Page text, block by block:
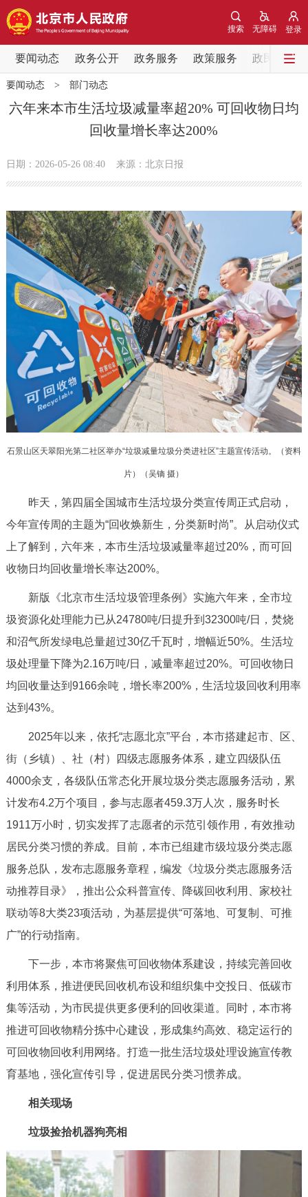
登录
无障碍
搜索
要闻动态 政务公开 政务服务 政策服务 政民互动
要闻动态
党中央精神
会议信息
市领导 机构职能
政策兑现 政策解读 回应关切
专题公开
政务服务
个人服务 法人服务 部门服务
阳光政务
12345网上接诉即办 我要咨询 我要建议
走进北京
北京概况 十六区概览 人文北京
多语种
DEUTSCH FRANÇAIS РУССКИЙ ЯЗЫК
ESPAÑOL العربية PORTUGUÊS
ITALIANO
要闻动态> 部门动态
六年来本市生活垃圾减量率超20% 可回收物日均
回收量增长率达200%
日期：2026-05-26 08:40 来源：北京日报
石景山区天翠阳光第二社区举办“垃圾减量垃圾分类进社区”主题宣传活动。（资料
片）（吴镝 摄）
昨天，第四届全国城市生活垃圾分类宣传周正式启动，
今年宣传周的主题为“回收焕新生，分类新时尚”。从启动仪式
上了解到，六年来，本市生活垃圾减量率超过20%，而可回
收物日均回收量增长率达200%。
新版《北京市生活垃圾管理条例》实施六年来，全市垃
圾资源化处理能力已从24780吨/日提升到32300吨/日，焚烧
和沼气所发绿电总量超过30亿千瓦时，增幅近50%。生活垃
圾处理量下降为2.16万吨/日，减量率超过20%。可回收物日
均回收量达到9166余吨，增长率200%，生活垃圾回收利用率
达到43%。
2025年以来，依托“志愿北京”平台，本市搭建起市、区、
街（乡镇）、社（村）四级志愿服务体系，建立四级队伍
4000余支，各级队伍常态化开展垃圾分类志愿服务活动，累
计发布4.2万个项目，参与志愿者459.3万人次，服务时长
1911万小时，切实发挥了志愿者的示范引领作用，有效推动
居民分类习惯的养成。目前，本市已组建市级垃圾分类志愿
服务总队，发布志愿服务章程，编发《垃圾分类志愿服务活
动推荐目录》，推出公众科普宣传、降碳回收利用、家校社
联动等8大类23项活动，为基层提供“可落地、可复制、可推
广”的行动指南。
下一步，本市将聚焦可回收物体系建设，持续完善回收
利用体系，推进便民回收机布设和组织集中交投日、低碳市
集等活动，为市民提供更多便利的回收渠道。同时，本市将
推进可回收物精分拣中心建设，形成集约高效、稳定运行的
可回收物回收利用网络。打造一批生活垃圾处理设施宣传教
育基地，强化宣传引导，促进居民分类习惯养成。
相关现场
垃圾捡拾机器狗亮相